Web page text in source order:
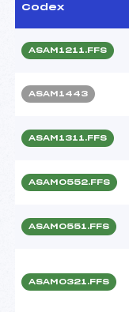
Codex
ASAM1211.FFS
ASAM1443
ASAM1311.FFS
ASAM0552.FFS
ASAM0551.FFS
ASAM0321.FFS